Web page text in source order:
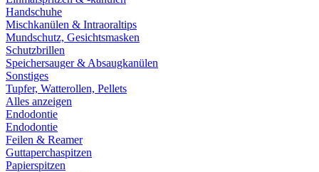
Handschuhe
Mischkanülen & Intraoraltips
Mundschutz, Gesichtsmasken
Schutzbrillen
Speichersauger & Absaugkanülen
Sonstiges
Tupfer, Watterollen, Pellets
Alles anzeigen
Endodontie
Endodontie
Feilen & Reamer
Guttaperchaspitzen
Papierspitzen